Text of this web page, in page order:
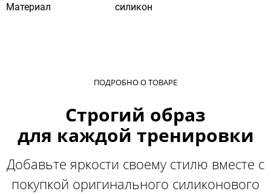
Материал
силикон
ПОДРОБНО О ТОВАРЕ
Строгий образ
для каждой тренировки
Добавьте яркости своему стилю вместе с
покупкой оригинального силиконового